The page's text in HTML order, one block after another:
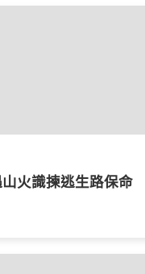
火識揀逃生路保命